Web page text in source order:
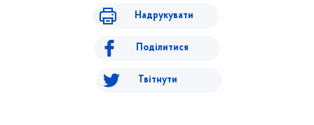
Надрукувати
Поділитися
Твітнути